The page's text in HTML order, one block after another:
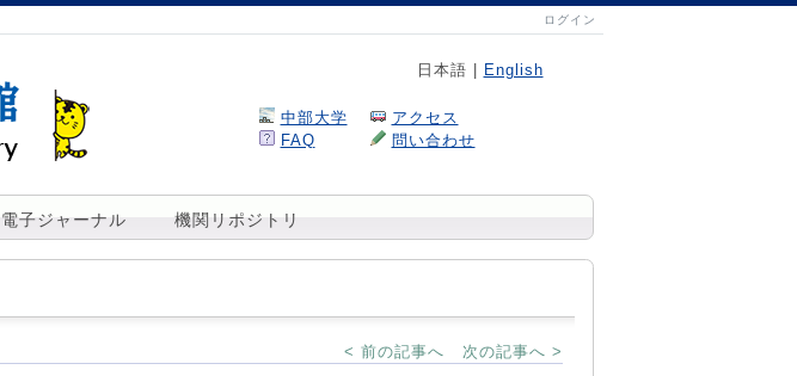
ログイン
日本語 | English
中部大学
アクセス
FAQ
問い合わせ
電子ジャーナル 機関リポジトリ
< 前の記事へ 次の記事へ >